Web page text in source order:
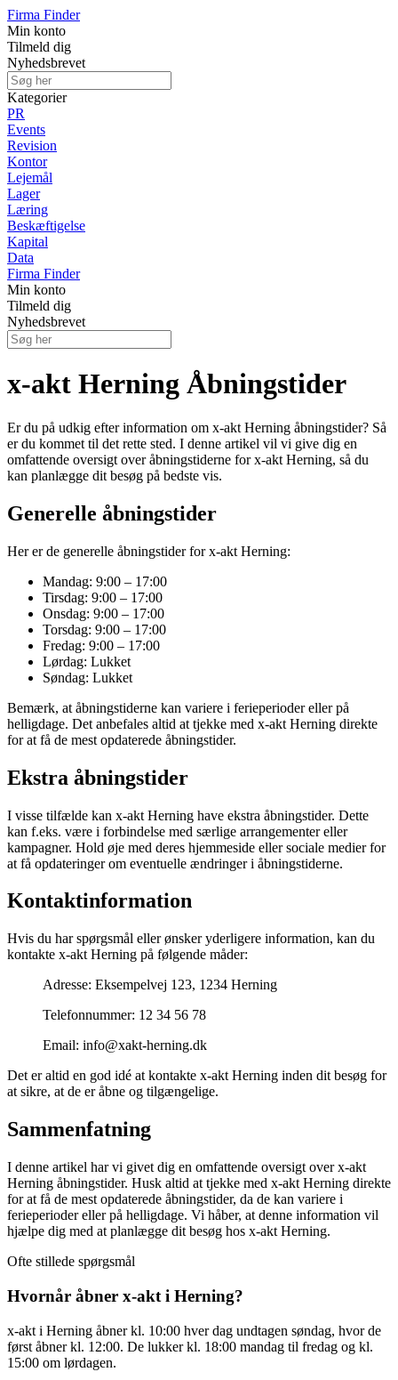
Firma Finder
Min konto
Tilmeld dig
Nyhedsbrevet
Kategorier
PR
Events
Revision
Kontor
Lejemål
Lager
Læring
Beskæftigelse
Kapital
Data
Firma Finder
Min konto
Tilmeld dig
Nyhedsbrevet
x-akt Herning Åbningstider
Er du på udkig efter information om x-akt Herning åbningstider? Så
er du kommet til det rette sted. I denne artikel vil vi give dig en
omfattende oversigt over åbningstiderne for x-akt Herning, så du
kan planlægge dit besøg på bedste vis.
Generelle åbningstider
Her er de generelle åbningstider for x-akt Herning:
Mandag: 9:00 – 17:00
Tirsdag: 9:00 – 17:00
Onsdag: 9:00 – 17:00
Torsdag: 9:00 – 17:00
Fredag: 9:00 – 17:00
Lørdag: Lukket
Søndag: Lukket
Bemærk, at åbningstiderne kan variere i ferieperioder eller på
helligdage. Det anbefales altid at tjekke med x-akt Herning direkte
for at få de mest opdaterede åbningstider.
Ekstra åbningstider
I visse tilfælde kan x-akt Herning have ekstra åbningstider. Dette
kan f.eks. være i forbindelse med særlige arrangementer eller
kampagner. Hold øje med deres hjemmeside eller sociale medier for
at få opdateringer om eventuelle ændringer i åbningstiderne.
Kontaktinformation
Hvis du har spørgsmål eller ønsker yderligere information, kan du
kontakte x-akt Herning på følgende måder:
Adresse: Eksempelvej 123, 1234 Herning
Telefonnummer: 12 34 56 78
Email: info@xakt-herning.dk
Det er altid en god idé at kontakte x-akt Herning inden dit besøg for
at sikre, at de er åbne og tilgængelige.
Sammenfatning
I denne artikel har vi givet dig en omfattende oversigt over x-akt
Herning åbningstider. Husk altid at tjekke med x-akt Herning direkte
for at få de mest opdaterede åbningstider, da de kan variere i
ferieperioder eller på helligdage. Vi håber, at denne information vil
hjælpe dig med at planlægge dit besøg hos x-akt Herning.
Ofte stillede spørgsmål
Hvornår åbner x-akt i Herning?
x-akt i Herning åbner kl. 10:00 hver dag undtagen søndag, hvor de
først åbner kl. 12:00. De lukker kl. 18:00 mandag til fredag og kl.
15:00 om lørdagen.